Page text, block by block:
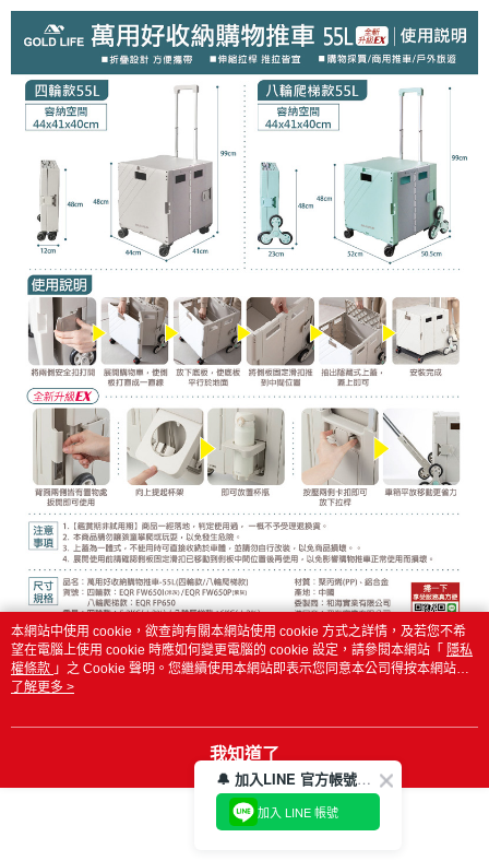
本網站中使用 cookie，欲查詢有關本網站使用 cookie 方式之詳情，及若您不希
望在電腦上使用 cookie 時應如何變更電腦的 cookie 設定，請參閱本網站「 隱私
權條款 」之 Cookie 聲明。您繼續使用本網站即表示您同意本公司得按本網站使
用條款之 Cookie 聲明使用 cookie。
了解更多 >
我知道了
🔔 加入LINE 官方帳號，領取$100折價券！
加入 LINE 帳號